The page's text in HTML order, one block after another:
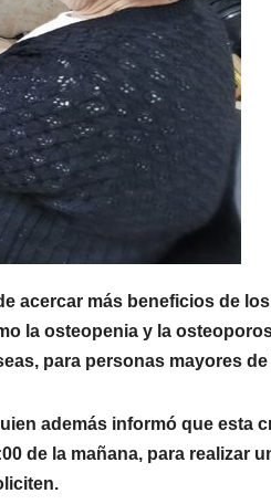
acercar más beneficios de
la osteopenia y la
para personas mayores
además informó que esta
de la mañana, para realizar